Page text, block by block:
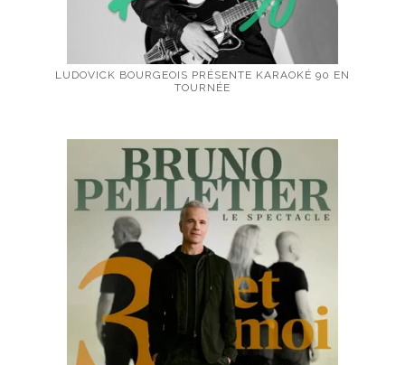
LUDOVICK BOURGEOIS PRÉSENTE KARAOKÉ 90 EN
TOURNÉE